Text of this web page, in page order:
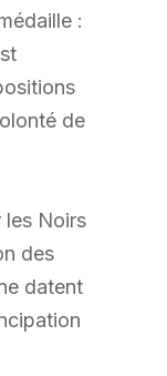
:
de
les Noirs
des
datent